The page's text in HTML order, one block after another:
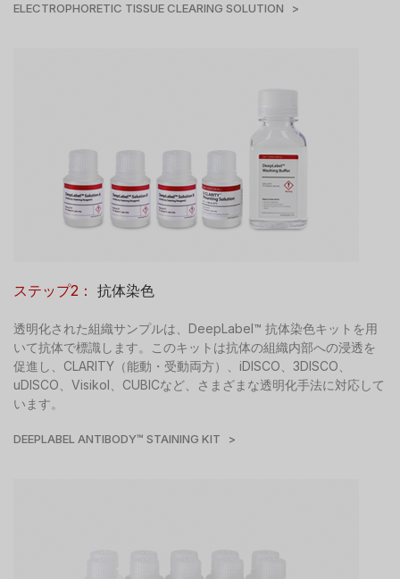
ELECTROPHORETIC TISSUE CLEARING SOLUTION >
ステップ2： 抗体染色
透明化された組織サンプルは、DeepLabel™ 抗体染色キットを用
いて抗体で標識します。このキットは抗体の組織内部への浸透を
促進し、CLARITY（能動・受動両方）、iDISCO、3DISCO、
uDISCO、Visikol、CUBICなど、さまざまな透明化手法に対応して
います。
DEEPLABEL ANTIBODY™ STAINING KIT >